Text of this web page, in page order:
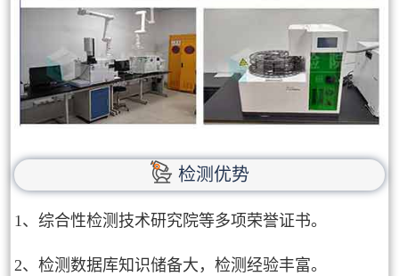
检测优势
1、综合性检测技术研究院等多项荣誉证书。
2、检测数据库知识储备大，检测经验丰富。